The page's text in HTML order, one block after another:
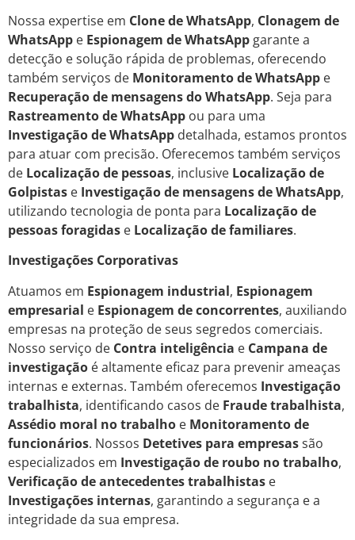
Nossa expertise em Clone de WhatsApp, Clonagem de
WhatsApp e Espionagem de WhatsApp garante a
detecção e solução rápida de problemas, oferecendo
também serviços de Monitoramento de WhatsApp e
Recuperação de mensagens do WhatsApp. Seja para
Rastreamento de WhatsApp ou para uma
Investigação de WhatsApp detalhada, estamos prontos
para atuar com precisão. Oferecemos também serviços
de Localização de pessoas, inclusive Localização de
Golpistas e Investigação de mensagens de WhatsApp,
utilizando tecnologia de ponta para Localização de
pessoas foragidas e Localização de familiares.
Investigações Corporativas
Atuamos em Espionagem industrial, Espionagem
empresarial e Espionagem de concorrentes, auxiliando
empresas na proteção de seus segredos comerciais.
Nosso serviço de Contra inteligência e Campana de
investigação é altamente eficaz para prevenir ameaças
internas e externas. Também oferecemos Investigação
trabalhista, identificando casos de Fraude trabalhista,
Assédio moral no trabalho e Monitoramento de
funcionários. Nossos Detetives para empresassão
especializados em Investigação de roubo no trabalho,
Verificação de antecedentes trabalhistas e
Investigações internas, garantindo a segurança e a
integridade da sua empresa.